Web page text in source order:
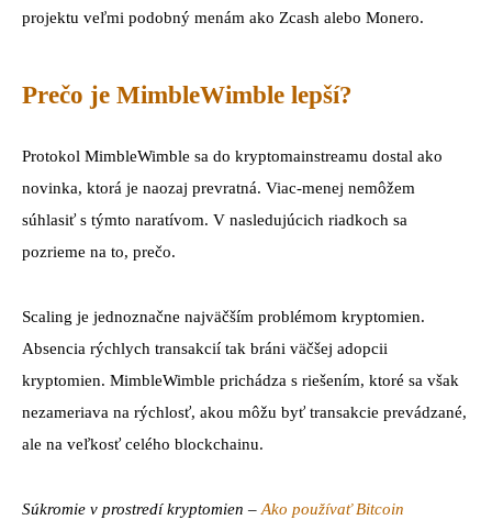
projektu veľmi podobný menám ako Zcash alebo Monero.
Prečo je MimbleWimble lepší?
Protokol MimbleWimble sa do kryptomainstreamu dostal ako
novinka, ktorá je naozaj prevratná. Viac-menej nemôžem
súhlasiť s týmto naratívom. V nasledujúcich riadkoch sa
pozrieme na to, prečo.
Scaling je jednoznačne najväčším problémom kryptomien.
Absencia rýchlych transakcií tak bráni väčšej adopcii
kryptomien. MimbleWimble prichádza s riešením, ktoré sa však
nezameriava na rýchlosť, akou môžu byť transakcie prevádzané,
ale na veľkosť celého blockchainu.
Súkromie v prostredí kryptomien – Ako používať Bitcoin